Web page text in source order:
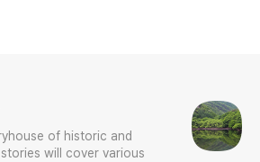
of historic and
will cover various